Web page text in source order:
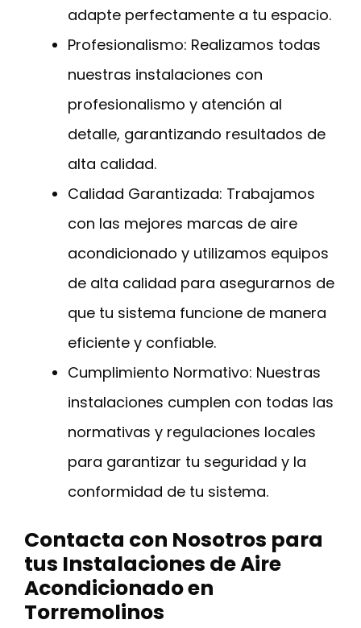
adapte perfectamente a tu espacio.
Profesionalismo: Realizamos todas
nuestras instalaciones con
profesionalismo y atención al
detalle, garantizando resultados de
alta calidad.
Calidad Garantizada: Trabajamos
con las mejores marcas de aire
acondicionado y utilizamos equipos
de alta calidad para asegurarnos de
que tu sistema funcione de manera
eficiente y confiable.
Cumplimiento Normativo: Nuestras
instalaciones cumplen con todas las
normativas y regulaciones locales
para garantizar tu seguridad y la
conformidad de tu sistema.
Contacta con Nosotros para
tus Instalaciones de Aire
Acondicionado en
Torremolinos